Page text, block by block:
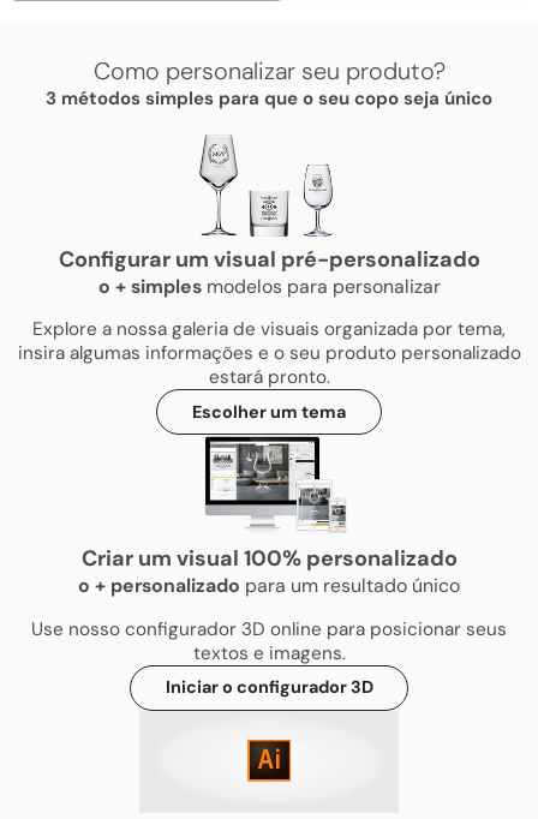
Como personalizar seu produto?
3 métodos simples para que o seu copo seja único
Configurar um visual pré-personalizado
o +simplesmodelos para personalizar
Explore a nossa galeria de visuais organizada por tema,
insira algumas informações e o seu produto personalizado
estará pronto.
Escolher um tema
Criar um visual 100% personalizado
o + personalizado para um resultado único
Use nosso configurador 3D online para posicionar seus
textos e imagens.
Iniciar o configurador 3D